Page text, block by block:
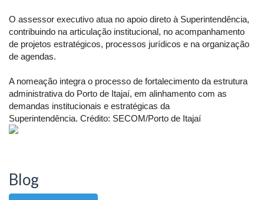
O assessor executivo atua no apoio direto à Superintendência,
contribuindo na articulação institucional, no acompanhamento
de projetos estratégicos, processos jurídicos e na organização
de agendas.
A nomeação integra o processo de fortalecimento da estrutura
administrativa do Porto de Itajaí, em alinhamento com as
demandas institucionais e estratégicas da
Superintendência. Crédito: SECOM/Porto de Itajaí
Blog